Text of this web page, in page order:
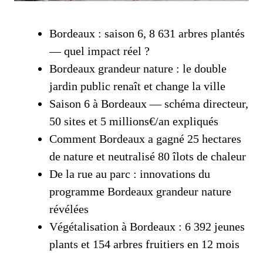
Bordeaux : saison 6, 8 631 arbres plantés
— quel impact réel ?
Bordeaux grandeur nature : le double
jardin public renaît et change la ville
Saison 6 à Bordeaux — schéma directeur,
50 sites et 5 millions€/an expliqués
Comment Bordeaux a gagné 25 hectares
de nature et neutralisé 80 îlots de chaleur
De la rue au parc : innovations du
programme Bordeaux grandeur nature
révélées
Végétalisation à Bordeaux : 6 392 jeunes
plants et 154 arbres fruitiers en 12 mois